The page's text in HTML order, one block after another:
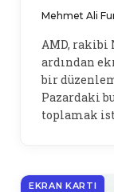
Mehmet Ali
AMD, rakibi
ardından
bir
Pazardaki
toplamak
EKRAN KARTI